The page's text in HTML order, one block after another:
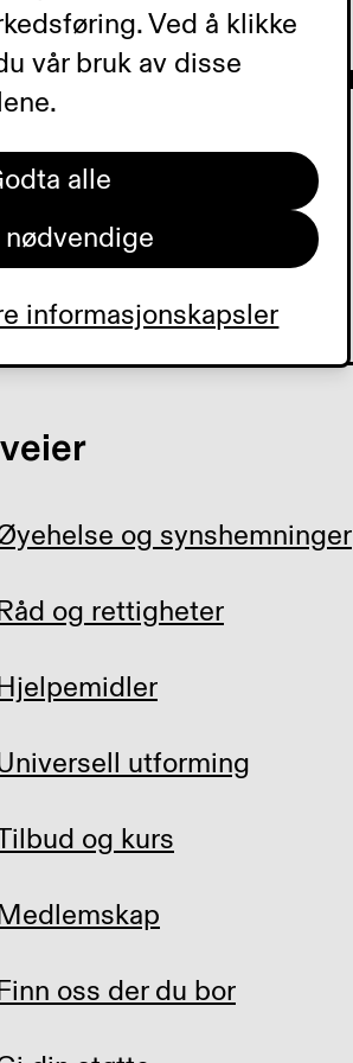
og synshemninger
og rettigheter
utforming
og kurs
oss der du bor
Ved å klikke
vår bruk av disse
alle
nødvendige
informasjonskapsler